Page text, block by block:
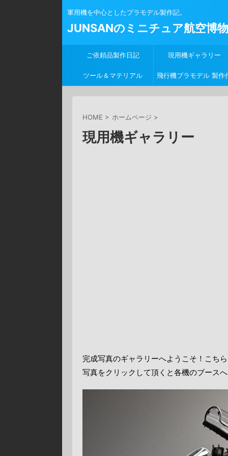
軍用機を中心としたプラモデル製作記。
JUNSANのミニチュア航空博
ご依頼品製作日記 現用機ギャラリー
ツール＆マテリアル 飛行機プラモデル 製作
HOME > ホームページ >
現用機ギャラリー
完成写真のギャラリーへようこそ！こち
写真をクリックして頂くと各機のブース